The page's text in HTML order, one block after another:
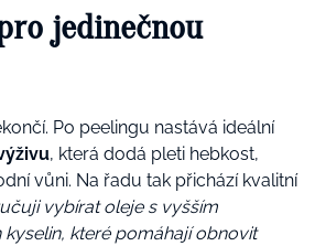
jedinečnou
Po peelingu nastává ideální
, která dodá pleti hebkost,
vůni. Na řadu tak přichází kvalitní
vybírat oleje s vyšším
které pomáhají obnovit